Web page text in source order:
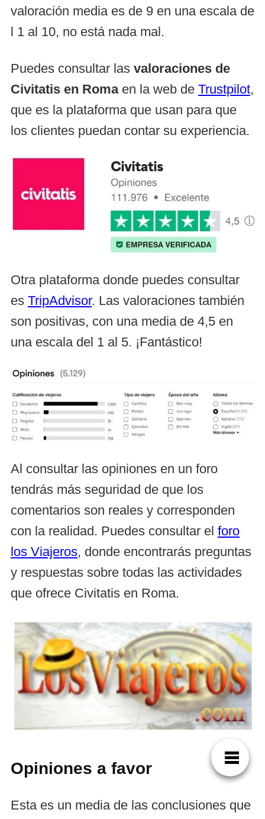
valoración media es de 9 en una escala de
l 1 al 10, no está nada mal.
Puedes consultar las valoraciones de
Civitatis en Romaen la web de Trustpilot,
que es la plataforma que usan para que
los clientes puedan contar su experiencia.
Otra plataforma donde puedes consultar
es TripAdvisor. Las valoraciones también
son positivas, con una media de 4,5 en
una escala del 1 al 5. ¡Fantástico!
Al consultar las opiniones en un foro
tendrás más seguridad de que los
comentarios son reales y corresponden
con la realidad. Puedes consultar el foro
los Viajeros, donde encontrarás preguntas
y respuestas sobre todas las actividades
que ofrece Civitatis en Roma.
Opiniones a favor
Esta es un media de las conclusiones que